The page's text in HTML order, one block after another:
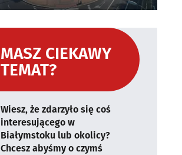
MASZ CIEKAWY
TEMAT?
Wiesz, że zdarzyło się coś
interesującego w
Białymstoku lub okolicy?
Chcesz abyśmy o czymś